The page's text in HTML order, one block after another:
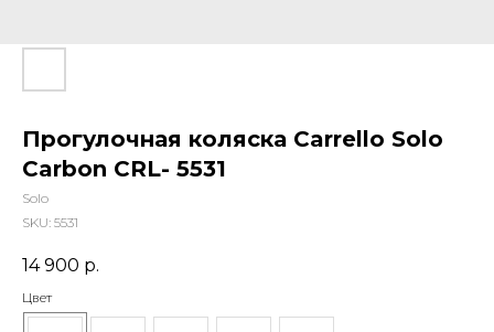
Прогулочная коляска Carrello Solo
Carbon CRL- 5531
Solo
SKU: 5531
14 900 р.
Цвет